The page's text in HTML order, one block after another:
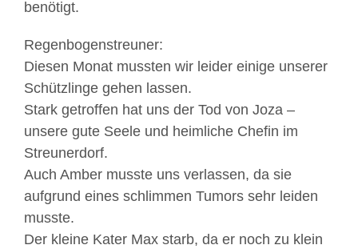
benötigt.
Regenbogenstreuner:
Diesen Monat mussten wir leider einige unserer
Schützlinge gehen lassen.
Stark getroffen hat uns der Tod von Joza –
unsere gute Seele und heimliche Chefin im
Streunerdorf.
Auch Amber musste uns verlassen, da sie
aufgrund eines schlimmen Tumors sehr leiden
musste.
Der kleine Kater Max starb, da er noch zu klein